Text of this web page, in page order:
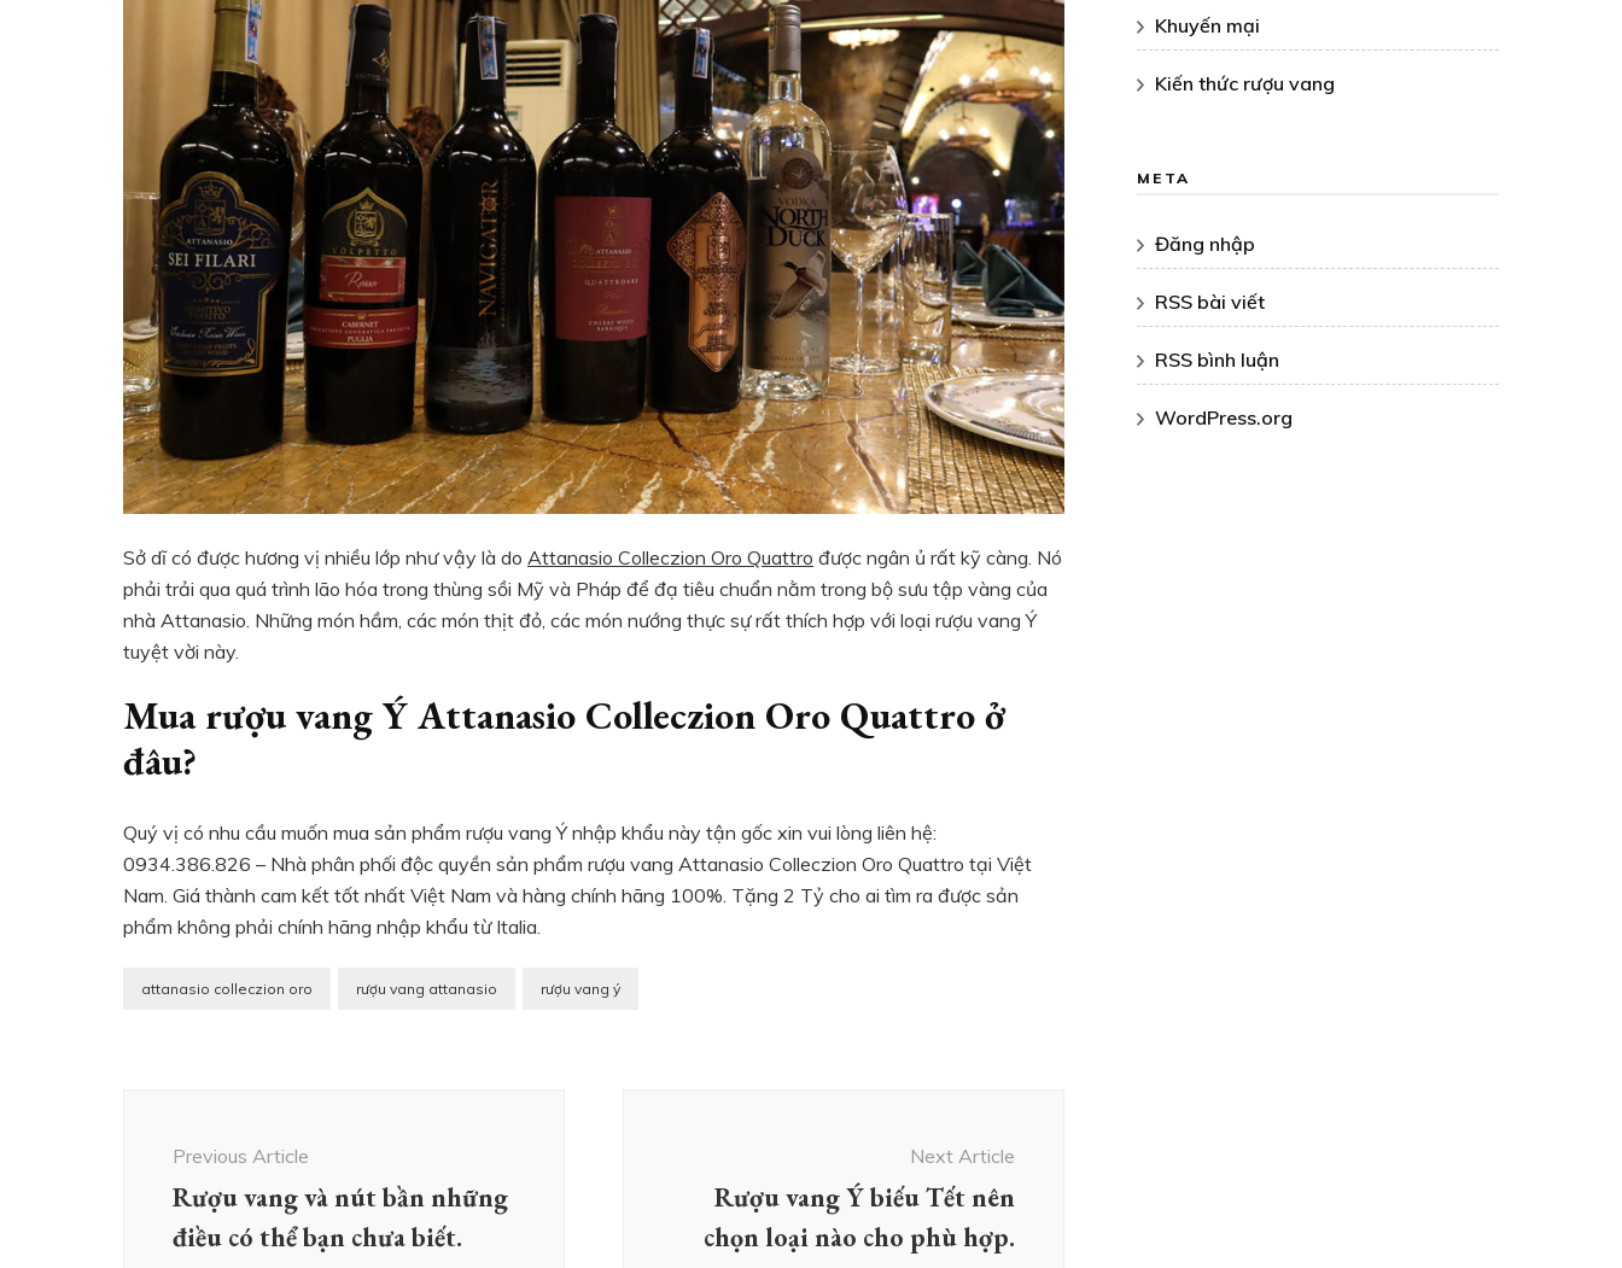
Sở dĩ có được hương vị nhiều lớp như vậy là do Attanasio Colleczion Oro Quattro được ngân ủ rất kỹ càng. Nó
phải trải qua quá trình lão hóa trong thùng sồi Mỹ và Pháp để đạ tiêu chuẩn nằm trong bộ sưu tập vàng của
nhà Attanasio. Những món hầm, các món thịt đỏ, các món nướng thực sự rất thích hợp với loại rượu vang Ý
tuyệt vời này.
Mua rượu vang Ý Attanasio Colleczion Oro Quattro ở
đâu?
Quý vị có nhu cầu muốn mua sản phẩm rượu vang Ý nhập khẩu này tận gốc xin vui lòng liên hệ:
0934.386.826 – Nhà phân phối độc quyền sản phẩm rượu vang Attanasio Colleczion Oro Quattro tại Việt
Nam. Giá thành cam kết tốt nhất Việt Nam và hàng chính hãng 100%. Tặng 2 Tỷ cho ai tìm ra được sản
phẩm không phải chính hãng nhập khẩu từ Italia.
attanasio colleczion oro rượu vang attanasio rượu vang ý
Previous Article
Rượu vang và nút bần những
điều có thể bạn chưa biết.
Next Article
Rượu vang Ý biếu Tết nên
chọn loại nào cho phù hợp.
Khuyến mại
Kiến thức rượu vang
META
Đăng nhập
RSS bài viết
RSS bình luận
WordPress.org